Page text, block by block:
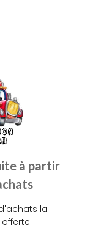
à partir
la